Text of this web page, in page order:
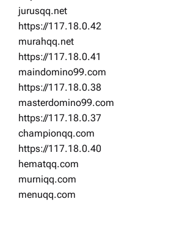
jurusqq.net
https://117.18.0.42
murahqq.net
https://117.18.0.41
maindomino99.com
https://117.18.0.38
masterdomino99.com
https://117.18.0.37
championqq.com
https://117.18.0.40
hematqq.com
murniqq.com
menuqq.com